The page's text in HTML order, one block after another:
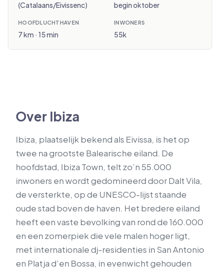
(Catalaans/Eivissenc)
begin oktober
HOOFDLUCHTHAVEN
7 km · 15 min
INWONERS
55k
Over Ibiza
Ibiza, plaatselijk bekend als Eivissa, is het op
twee na grootste Balearische eiland. De
hoofdstad, Ibiza Town, telt zo’n 55.000
inwoners en wordt gedomineerd door Dalt Vila,
de versterkte, op de UNESCO-lijst staande
oude stad boven de haven. Het bredere eiland
heeft een vaste bevolking van rond de 160.000
en een zomerpiek die vele malen hoger ligt,
met internationale dj-residenties in San Antonio
en Platja d’en Bossa, in evenwicht gehouden